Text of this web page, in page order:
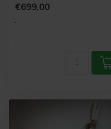
€699,00
.
.